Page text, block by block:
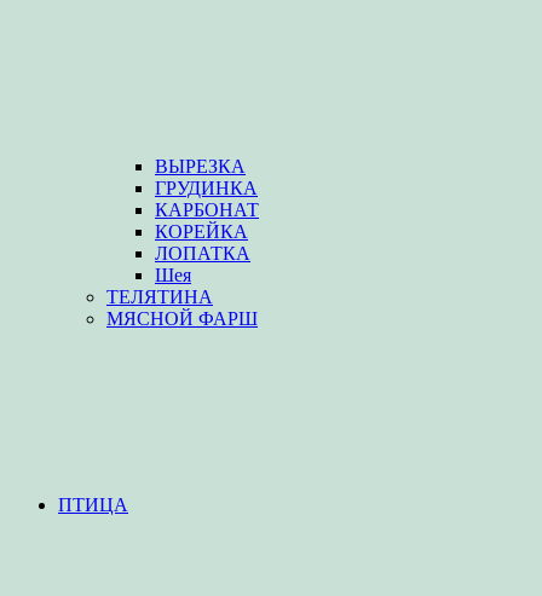
ВЫРЕЗКА
ГРУДИНКА
КАРБОНАТ
КОРЕЙКА
ЛОПАТКА
Шея
ТЕЛЯТИНА
МЯСНОЙ ФАРШ
ПТИЦА